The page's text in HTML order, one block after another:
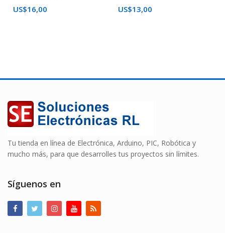
US$16,00 US$13,00
Tu tienda en línea de Electrónica, Arduino, PIC, Robótica y
mucho más, para que desarrolles tus proyectos sin límites.
Síguenos en